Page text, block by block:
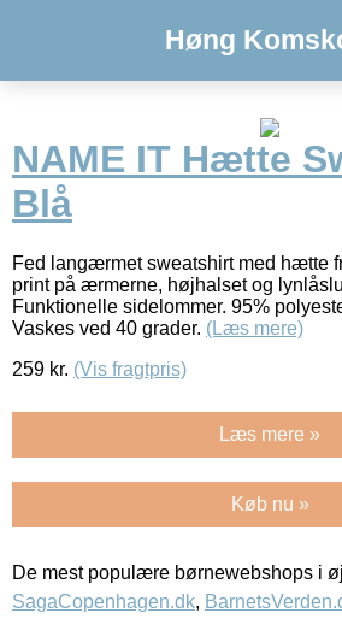
Høng
NAME IT Hætte
Blå
Fed langærmet sweatshirt med hætte
print på ærmerne, højhalset og
Funktionelle sidelommer. 95%
Vaskes ved 40 grader. (Læs mere)
259 kr. (Vis fragtpris)
Læs mere »
Køb nu »
De mest populære børnewebshops i
SagaCopenhagen.dk,